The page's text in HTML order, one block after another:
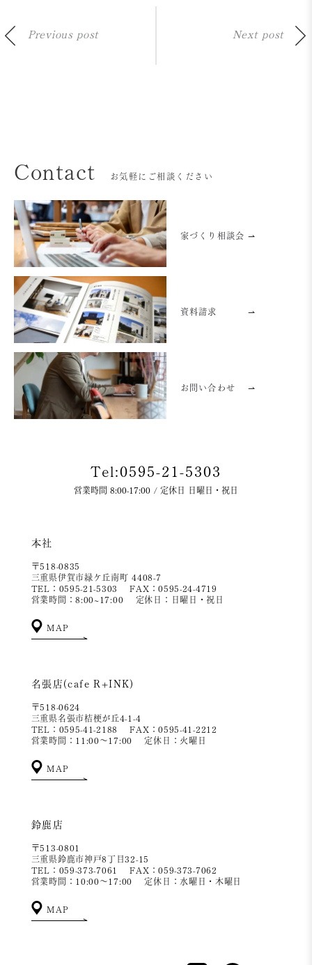
Previous post Next post
Contact お気軽にご相談ください
家づくり相談会 ⇀
資料請求 ⇀
お問い合わせ ⇀
Tel:0595-21-5303
営業時間 8:00-17:00 / 定休日 日曜日・祝日
本社
〒518-0835
三重県伊賀市緑ケ丘南町 4408-7
TEL：0595-21-5303
FAX：0595-24-4719
営業時間：8:00~17:00
定休日：日曜日・祝日
MAP
名張店(cafe R+INK)
〒518-0624
三重県名張市桔梗が丘4-1-4
TEL：0595-41-2188
FAX：0595-41-2212
営業時間：11:00～17:00
定休日：火曜日
MAP
鈴鹿店
〒513-0801
三重県鈴鹿市神戸8丁目32-15
TEL：059-373-7061
FAX：059-373-7062
営業時間：10:00～17:00
定休日：水曜日・木曜日
MAP